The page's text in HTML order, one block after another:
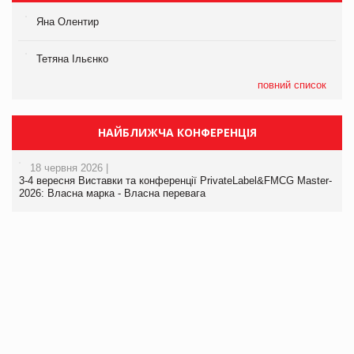
Яна Олентир
Тетяна Ільєнко
повний список
НАЙБЛИЖЧА КОНФЕРЕНЦІЯ
18 червня 2026 |
3-4 вересня Виставки та конференції PrivateLabel&FMCG Master-
2026: Власна марка - Власна перевага